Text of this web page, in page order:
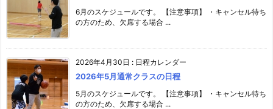
6月のスケジュールです。 【注意事項】 ・キャンセル待ち
の方のため、欠席する場合 ...
2026年4月30日 : 日程カレンダー
2026年5月通常クラスの日程
5月のスケジュールです。 【注意事項】 ・キャンセル待ち
の方のため、欠席する場合 ...